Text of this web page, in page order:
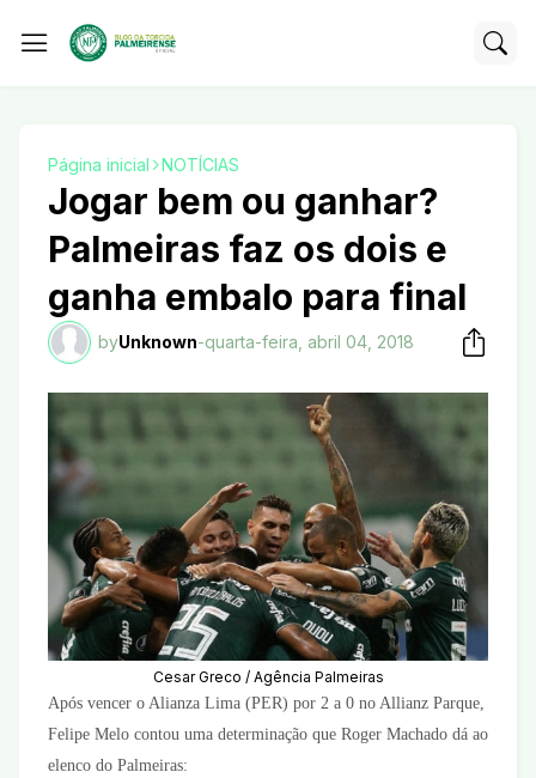
Página inicial NOTÍCIAS
Jogar bem ou ganhar?
Palmeiras faz os dois e
ganha embalo para final
byUnknown-quarta-feira, abril 04, 2018
Cesar Greco / Agência Palmeiras
Após vencer o Alianza Lima (PER) por 2 a 0 no Allianz Parque,
Felipe Melo contou uma determinação que Roger Machado dá ao
elenco do Palmeiras: